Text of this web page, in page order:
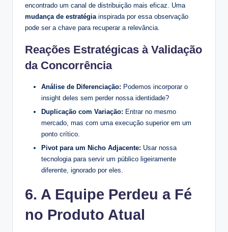
encontrado um canal de distribuição mais eficaz. Uma
mudança de estratégiainspirada por essa observação
pode ser a chave para recuperar a relevância.
Reações Estratégicas à Validação
da Concorrência
Análise de Diferenciação: Podemos incorporar o
insight deles sem perder nossa identidade?
Duplicação com Variação: Entrar no mesmo
mercado, mas com uma execução superior em um
ponto crítico.
Pivot para um Nicho Adjacente: Usar nossa
tecnologia para servir um público ligeiramente
diferente, ignorado por eles.
6. A Equipe Perdeu a Fé
no Produto Atual